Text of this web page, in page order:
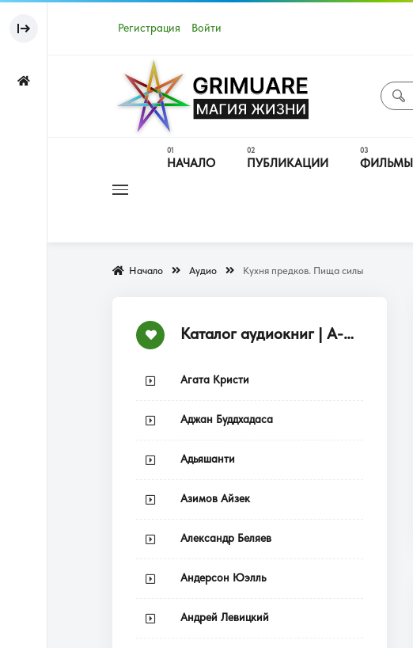
Регистрация Войти
НАЧАЛО ПУБЛИКАЦИИ ФИЛЬМЫ
Начало Аудио Кухня предков. Пища силы
Каталог аудиокниг | А-Я
Агата Кристи
Аджан Буддхадаса
Адьяшанти
Азимов Айзек
Александр Беляев
Андерсон Юэлль
Андрей Левицкий